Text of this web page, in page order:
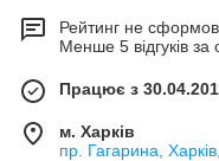
Рейтинг не
Менше 5 відгуків за
Працює з
м. Харків
пр. Гагарина,